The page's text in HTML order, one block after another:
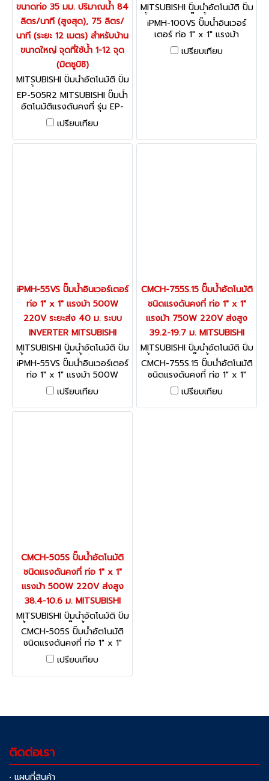
ขนาดท่อ 35 มม. ปริมาณน้ำ 84
ลิตร/นาที (สูงสุด), 75 ลิตร/
นาที (ระยะ 12 เมตร) สำหรับบ้าน
ขนาดใหญ่ จุดที่ใช้น้ำ 1-12 จุด
(มิตซูบิชิ)
MITSUBISHI ปั๊มน้ำอัตโนมัติ ปั๊ม
น้ำอินเวเตอร์ EP-505R2
EP-505R2 MITSUBISHI ปั๊มน้ำ
อัตโนมัติแรงดันคงที่ รุ่น EP-
505R2 ขนาด 500 วัตต์ ระยะ
ดูด 6 เมตร ระยะส่ง 24 เมตร
ขนาดท่อ 35 มม. ปริมาณน้ำ 84
เปรียบเทียบ
MITSUBISHI ปั๊มน้ำอัตโนมัติ ปั๊ม
น้ำอินเวเตอร์ ปั๊มน้ำรุ่นธรรมดา i
PMH-100VS
iPMH-100VS ปั๊มน้ำอินเวอร์
เตอร์ ท่อ 1" x 1" แรงม้า
1000W 220V ระยะส่ง 50 ม.
ระบบ INVERTER MITSUBISHI
เปรียบเทียบ
iPMH-55VS ปั๊มน้ำอินเวอร์เตอร์
ท่อ 1" x 1" แรงม้า 500W
220V ระยะส่ง 40 ม. ระบบ
INVERTER MITSUBISHI
MITSUBISHI ปั๊มน้ำอัตโนมัติ ปั๊ม
น้ำอินเวเตอร์ ปั๊มน้ำรุ่นธรรมดา i
PMH-55VS
iPMH-55VS ปั๊มน้ำอินเวอร์เตอร์
ท่อ 1" x 1" แรงม้า 500W
220V ระยะส่ง 40 ม. ระบบ
INVERTER MITSUBISHI
เปรียบเทียบ
CMCH-755S.15 ปั๊มน้ำอัตโนมัติ
ชนิดแรงดันคงที่ ท่อ 1" x 1"
แรงม้า 750W 220V ส่งสูง
39.2-19.7 ม. MITSUBISHI
MITSUBISHI ปั๊มน้ำอัตโนมัติ ปั๊ม
น้ำอินเวเตอร์ ปั๊มน้ำรุ่นธรรมดา
CMCH-755S.15
CMCH-755S.15 ปั๊มน้ำอัตโนมัติ
ชนิดแรงดันคงที่ ท่อ 1" x 1"
แรงม้า 750W 220V ส่งสูง
39.2-19.7 ม. MITSUBISHI
เปรียบเทียบ
CMCH-505S ปั๊มน้ำอัตโนมัติ
ชนิดแรงดันคงที่ ท่อ 1" x 1"
แรงม้า 500W 220V ส่งสูง
38.4-10.6 ม. MITSUBISHI
MITSUBISHI ปั๊มน้ำอัตโนมัติ ปั๊ม
น้ำอินเวเตอร์ ปั๊มน้ำรุ่นธรรมดา
CMCH-505S
CMCH-505S ปั๊มน้ำอัตโนมัติ
ชนิดแรงดันคงที่ ท่อ 1" x 1"
แรงม้า 500W 220V ส่งสูง
38.4-10.6 ม. MITSUBISHI
เปรียบเทียบ
ติดต่อเรา
• แผนที่สินค้า